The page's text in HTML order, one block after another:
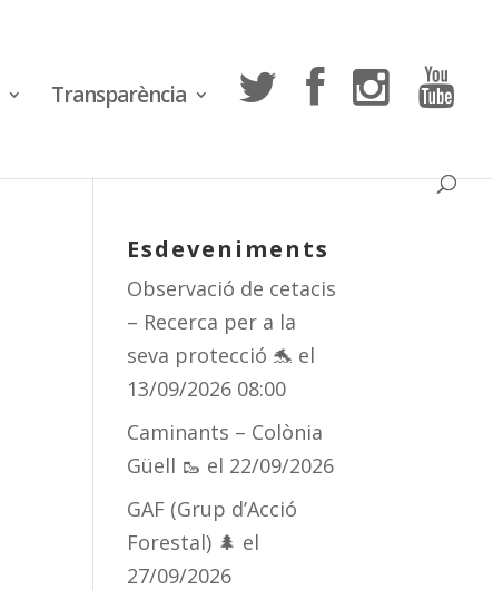
Transparència
Esdeveniments
Observació de cetacis
– Recerca per a la
seva protecció 🐬 el
13/09/2026 08:00
Caminants – Colònia
Güell 🥾 el 22/09/2026
GAF (Grup d’Acció
Forestal) 🌲 el
27/09/2026